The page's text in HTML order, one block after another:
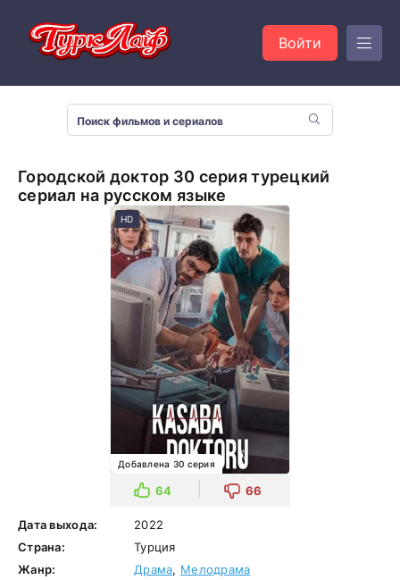
Войти
Городской доктор 30 серия турецкий
сериал на русском языке
HD
Добавлена 30 серия
64 66
Дата выхода:
2022
Страна:
Турция
Жанр:
Драма, Мелодрама